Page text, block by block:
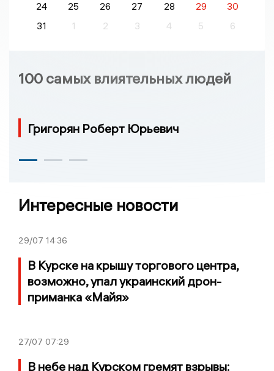
24
25 26 27 28 29
30
31
1 2 3 4 5 6
100 самых влиятельных людей
Григорян Роберт Юрьевич
Интересные новости
29/07 14:36
В Курске на крышу торгового центра,
возможно, упал украинский дрон-
приманка «Майя»
27/07 07:29
В небе над Курском гремят взрывы: